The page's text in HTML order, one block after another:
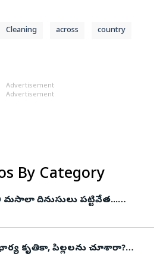
Cleaning across country
Advertisement
Advertisement
By Category
దినుసులు పట్టివేత...
కృతికా, పిల్లలను చూశారా?